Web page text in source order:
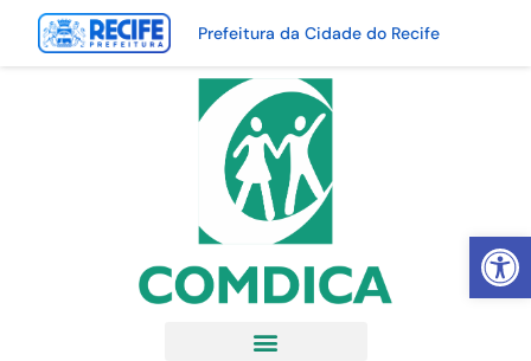
Abrir
Prefeitura da Cidade do Recife